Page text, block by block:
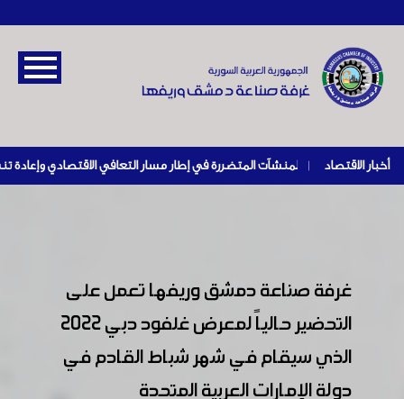
أخبار الاقتصاد |
غرفة صناعة دمشق وريفها تعمل على
التحضير حالياً لمعرض غلفود دبي 2022
الذي سيقام في شهر شباط القادم في
دولة الإمارات العربية المتحدة